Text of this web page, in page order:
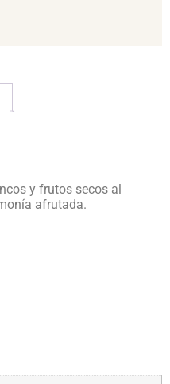
y frutos secos al
afrutada.